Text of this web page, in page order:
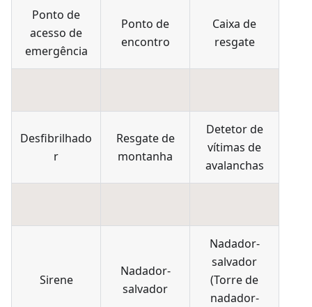
Ponto de
acesso de
emergência
Ponto de
encontro
Caixa de
resgate
Desfibrilhado
r
Resgate de
montanha
Detetor de
vítimas de
avalanchas
Sirene
Nadador-
salvador
Nadador-
salvador
(Torre de
nadador-